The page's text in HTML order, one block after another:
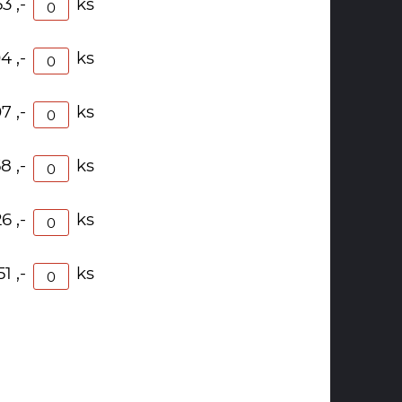
,- ks
,- ks
,- ks
,- ks
,- ks